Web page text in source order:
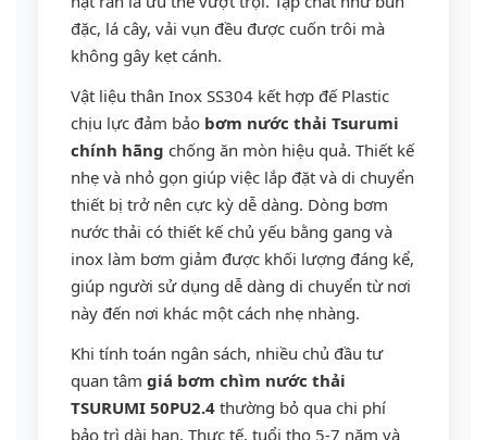
đặc, lá cây, vải vụn đều được cuốn trôi mà
không gây kẹt cánh.
Vật liệu thân Inox SS304 kết hợp đế Plastic
chịu lực đảm bảo bơm nước thải Tsurumi
chính hãng chống ăn mòn hiệu quả. Thiết kế
nhẹ và nhỏ gọn giúp việc lắp đặt và di chuyển
thiết bị trở nên cực kỳ dễ dàng. Dòng bơm
nước thải có thiết kế chủ yếu bằng gang và
inox làm bơm giảm được khối lượng đáng kể,
giúp người sử dụng dễ dàng di chuyển từ nơi
này đến nơi khác một cách nhẹ nhàng.
Khi tính toán ngân sách, nhiều chủ đầu tư
quan tâm giá bơm chìm nước thải
TSURUMI 50PU2.4 thường bỏ qua chi phí
bảo trì dài hạn. Thực tế, tuổi thọ 5-7 năm và